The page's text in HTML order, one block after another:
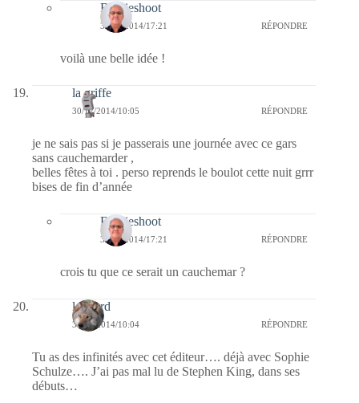
Bernieshoot
31/12/2014/17:21 RÉPONDRE
voilà une belle idée !
la griffe
30/12/2014/10:05 RÉPONDRE
je ne sais pas si je passerais une journée avec ce gars
sans cauchemarder ,
belles fêtes à toi . perso reprends le boulot cette nuit grrr
bises de fin d’année
Bernieshoot
31/12/2014/17:21 RÉPONDRE
crois tu que ce serait un cauchemar ?
louvard
30/12/2014/10:04 RÉPONDRE
Tu as des infinités avec cet éditeur…. déjà avec Sophie
Schulze…. J’ai pas mal lu de Stephen King, dans ses
débuts…